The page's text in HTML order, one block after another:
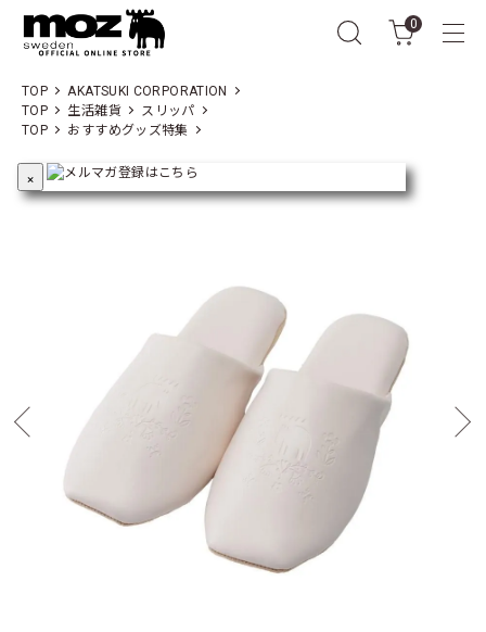
0
TOP
AKATSUKI CORPORATION
TOP
生活雑貨
スリッパ
TOP
おすすめグッズ特集
×